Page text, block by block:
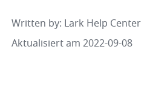
Written by: Lark Help Center
Aktualisiert am 2022-09-08